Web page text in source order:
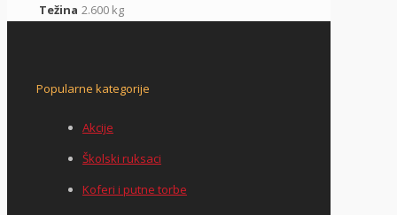
Težina 2.600 kg
Popularne kategorije
Akcije
Školski ruksaci
Koferi i putne torbe